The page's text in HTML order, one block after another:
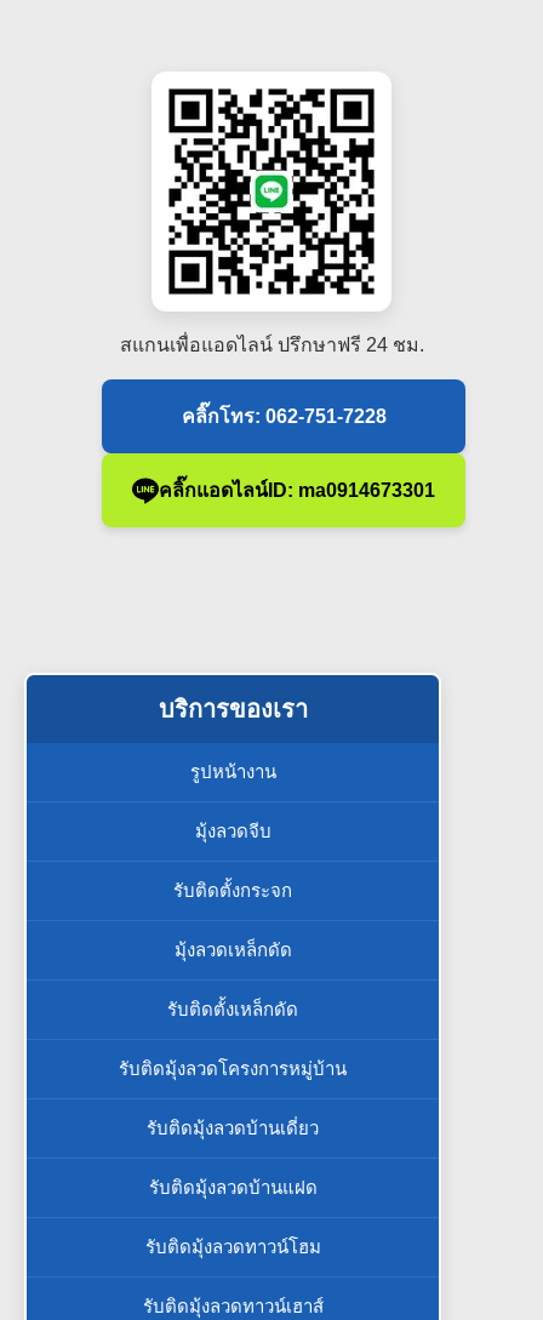
สแกนเพื่อแอดไลน์ ปรึกษาฟรี 24 ชม.
คลิ๊กโทร: 062-751-7228
คลิ๊กแอดไลน์ID: ma0914673301
บริการของเรา
รูปหน้างาน
มุ้งลวดจีบ
รับติดตั้งกระจก
มุ้งลวดเหล็กดัด
รับติดตั้งเหล็กดัด
รับติดมุ้งลวดโครงการหมู่บ้าน
รับติดมุ้งลวดบ้านเดี่ยว
รับติดมุ้งลวดบ้านแฝด
รับติดมุ้งลวดทาวน์โฮม
รับติดมุ้งลวดทาวน์เฮาส์